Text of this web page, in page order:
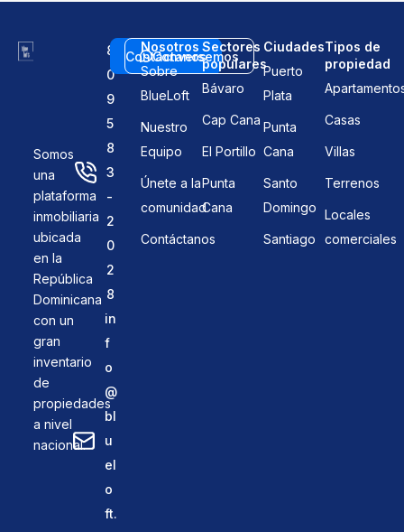
Somos
una
plataforma
inmobiliaria
ubicada
en la
República
Dominicana
con un
gran
inventario
de
propiedades
a nivel
nacional.
8
0
9
5
8
3
-
2
0
2
8
in
f
o
@
bl
u
el
o
ft.
Contáctanos
Conversemos
Nosotros
Sobre
BlueLoft
Nuestro
Equipo
Únete a la
comunidad
Contáctanos
Sectores
populares
Bávaro
Cap Cana
El Portillo
Punta
Cana
Ciudades
Puerto
Plata
Punta
Cana
Santo
Domingo
Santiago
Tipos de
propiedad
Casas
Villas
Terrenos
Locales
comerciales